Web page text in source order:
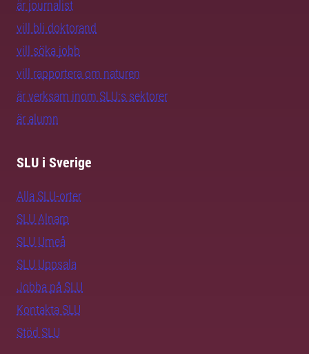
är journalist
vill bli doktorand
vill söka jobb
vill rapportera om naturen
är verksam inom SLU:s sektorer
är alumn
SLU i Sverige
Alla SLU-orter
SLU Alnarp
SLU Umeå
SLU Uppsala
Jobba på SLU
Kontakta SLU
Stöd SLU